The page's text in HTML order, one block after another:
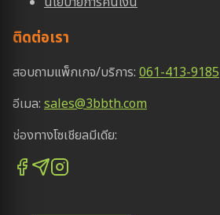
ติดต่อเรา
สอบถามแพ็กเกจ/บริการ: 061-413-9185
อีเมล: sales@3bbth.com
ช่องทางโซเชียลมีเดีย: